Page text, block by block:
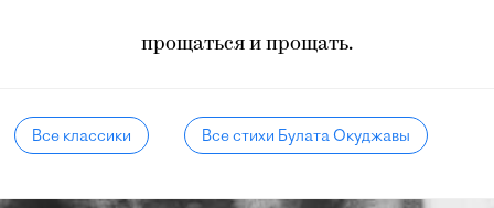
прощаться и прощать.
Все классики Все стихи Булата Окуджавы